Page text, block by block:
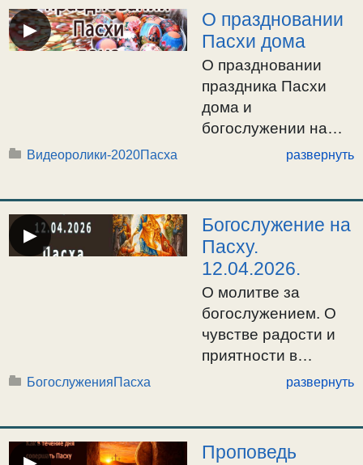
благодати дарован
через Христа. /
10.12.2021г.
▶
О праздновании
Пасхи дома
О праздновании
праздника Пасхи
дома и
богослужении на
Пасху. / 17.04.2020г.
Видеоролики-2020Пасха развернуть
▶
Богослужение на
Пасху.
12.04.2026.
О молитве за
богослужением. О
чувстве радости и
приятности в
молитве. 06:57
Пасхи. Слово
БогослуженияПасха развернуть
Проповедь